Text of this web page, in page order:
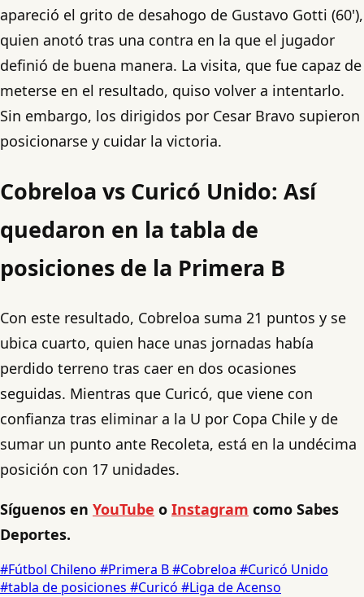
apareció el grito de desahogo de Gustavo Gotti (60'),
quien anotó tras una contra en la que el jugador
definió de buena manera. La visita, que fue capaz de
meterse en el resultado, quiso volver a intentarlo.
Sin embargo, los dirigidos por Cesar Bravo supieron
posicionarse y cuidar la victoria.
Cobreloa vs Curicó Unido: Así
quedaron en la tabla de
posiciones de la Primera B
Con este resultado, Cobreloa suma 21 puntos y se
ubica cuarto, quien hace unas jornadas había
perdido terreno tras caer en dos ocasiones
seguidas. Mientras que Curicó, que viene con
confianza tras eliminar a la U por Copa Chile y de
sumar un punto ante Recoleta, está en la undécima
posición con 17 unidades.
Síguenos en YouTube o Instagram como Sabes
Deportes.
#Fútbol Chileno #Primera B#Cobreloa #Curicó Unido
#tabla de posiciones #Curicó #Liga de Acenso